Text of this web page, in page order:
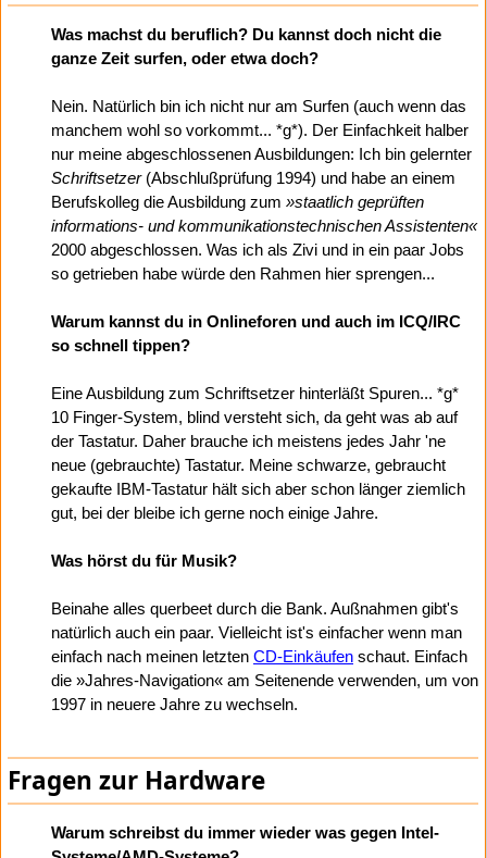
Was machst du beruflich? Du kannst doch nicht die
ganze Zeit surfen, oder etwa doch?
Nein. Natürlich bin ich nicht nur am Surfen (auch wenn das
manchem wohl so vorkommt... *g*). Der Einfachkeit halber
nur meine abgeschlossenen Ausbildungen: Ich bin gelernter
Schriftsetzer(Abschlußprüfung 1994) und habe an einem
Berufskolleg die Ausbildung zum »staatlich geprüften
informations- und kommunikationstechnischen Assistenten«
2000 abgeschlossen. Was ich als Zivi und in ein paar Jobs
so getrieben habe würde den Rahmen hier sprengen...
Warum kannst du in Onlineforen und auch im ICQ/IRC
so schnell tippen?
Eine Ausbildung zum Schriftsetzer hinterläßt Spuren... *g*
10 Finger-System, blind versteht sich, da geht was ab auf
der Tastatur. Daher brauche ich meistens jedes Jahr 'ne
neue (gebrauchte) Tastatur. Meine schwarze, gebraucht
gekaufte IBM-Tastatur hält sich aber schon länger ziemlich
gut, bei der bleibe ich gerne noch einige Jahre.
Was hörst du für Musik?
Beinahe alles querbeet durch die Bank. Außnahmen gibt's
natürlich auch ein paar. Vielleicht ist's einfacher wenn man
einfach nach meinen letzten CD-Einkäufen schaut. Einfach
die »Jahres-Navigation« am Seitenende verwenden, um von
1997 in neuere Jahre zu wechseln.
Fragen zur Hardware
Warum schreibst du immer wieder was gegen Intel-